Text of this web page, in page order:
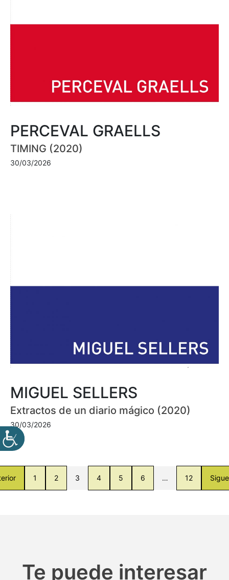
PERCEVAL GRAELLS
TIMING (2020)
30/03/2026
MIGUEL SELLERS
Extractos de un diario mágico (2020)
30/03/2026
1 2 3 4 5 6 … 12
Te puede interesar